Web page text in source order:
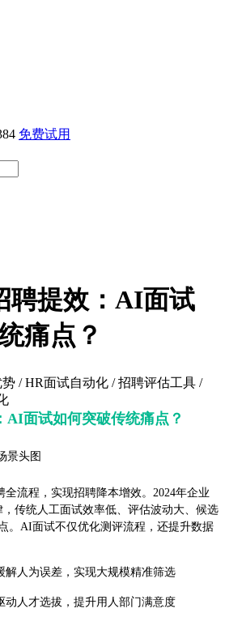
免费试用
聘提效：AI面试
痛点？
/ HR面试自动化 / 招聘评估工具 /
AI面试如何突破传统痛点？
流程，实现招聘降本增效。2024年企业
传统人工面试效率低、评估波动大、候选
。AI面试不仅优化测评流程，还提升数据
解人为误差，实现大规模精准筛选
动人才选拔，提升用人部门满意度